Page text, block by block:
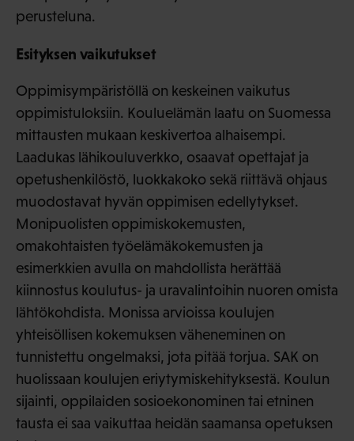
perusteluna.
Esityksen vaikutukset
Oppimisympäristöllä on keskeinen vaikutus
oppimistuloksiin. Kouluelämän laatu on Suomessa
mittausten mukaan keskivertoa alhaisempi.
Laadukas lähikouluverkko, osaavat opettajat ja
opetushenkilöstö, luokkakoko sekä riittävä ohjaus
muodostavat hyvän oppimisen edellytykset.
Monipuolisten oppimiskokemusten,
omakohtaisten työelämäkokemusten ja
esimerkkien avulla on mahdollista herättää
kiinnostus koulutus- ja uravalintoihin nuoren omista
lähtökohdista. Monissa arvioissa koulujen
yhteisöllisen kokemuksen väheneminen on
tunnistettu ongelmaksi, jota pitää torjua. SAK on
huolissaan koulujen eriytymiskehityksestä. Koulun
sijainti, oppilaiden sosioekonominen tai etninen
tausta ei saa vaikuttaa heidän saamansa opetuksen